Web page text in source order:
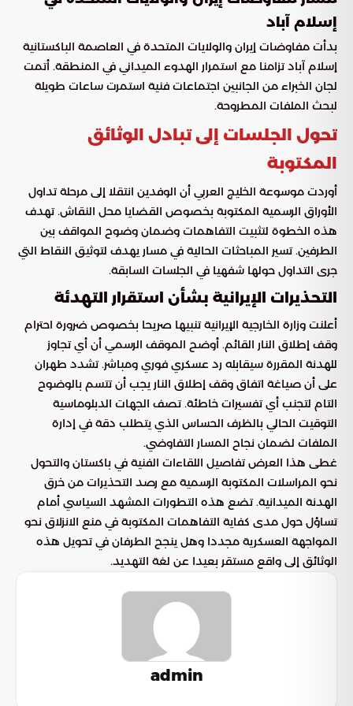
إسلام آباد
بدأت مفاوضات إيران والولايات المتحدة في العاصمة الباكستانية
إسلام آباد تزامنا مع استمرار الهدوء الميداني في المنطقة. أتمت
لجان الخبراء من الجانبين اجتماعات فنية استمرت ساعات طويلة
لبحث الملفات المطروحة.
تحول الجلسات إلى تبادل الوثائق
المكتوبة
أوردت موسوعة الخليج العربي أن الوفدين انتقلا إلى مرحلة تداول
الأوراق الرسمية المكتوبة بخصوص القضايا محل النقاش. تهدف
هذه الخطوة لتثبيت التفاهمات وضمان وضوح المواقف بين
الطرفين. تسير المباحثات الحالية في مسار يهدف لتوثيق النقاط التي
جرى التداول حولها شفهيا في الجلسات السابقة.
التحذيرات الإيرانية بشأن استقرار التهدئة
أعلنت وزارة الخارجية الإيرانية تنبيها صريحا بخصوص ضرورة احترام
وقف إطلاق النار القائم. أوضح الموقف الرسمي أن أي تجاوز
للهدنة المقررة سيقابله رد عسكري فوري ومباشر. تشدد طهران
على أن صياغة اتفاق وقف إطلاق النار يجب أن تتسم بالوضوح
التام لتجنب أي تفسيرات خاطئة. تصف الجهات الدبلوماسية
التوقيت الحالي بالظرف الحساس الذي يتطلب دقة في إدارة
الملفات لضمان نجاح المسار التفاوضي.
غطى هذا العرض تفاصيل اللقاءات الفنية في باكستان والتحول
نحو المراسلات المكتوبة الرسمية مع رصد التحذيرات من خرق
الهدنة الميدانية. تضع هذه التطورات المشهد السياسي أمام
تساؤل حول مدى كفاية التفاهمات المكتوبة في منع الانزلاق نحو
المواجهة العسكرية مجددا وهل ينجح الطرفان في تحويل هذه
الوثائق إلى واقع مستقر بعيدا عن لغة التهديد.
admin